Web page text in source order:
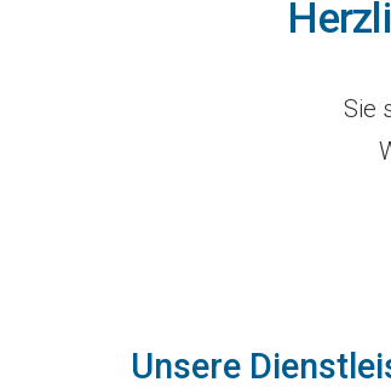
Sie
Unsere